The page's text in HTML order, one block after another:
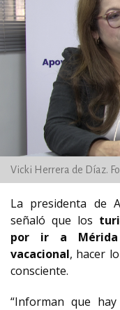
Vicki Herrera de Díaz.
La presidenta de
señaló que los
por ir a Mérida
vacacional, hacer
consciente.
“Informan que